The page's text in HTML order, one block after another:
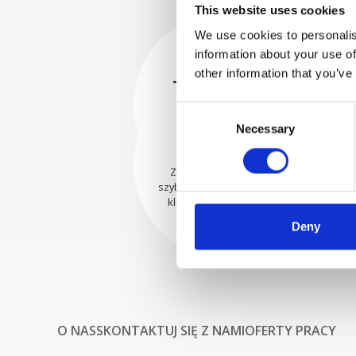
This website uses cookies
We use cookies to
information about your use
other information that
Necessary
Deny
BEZPIECZNIE
ZAPAKOWANE
Każda pojedyncza część jest
użyciu odpowiednich
materiałów.
WYSYŁAMY Z
UFNOŚCIĄ
Zamówienia są wysyłane
szybko do naszych cenionych
klientów na całym świecie.
O NASSKONTAKTUJ SIĘ Z NAMIOFERTY PRACY